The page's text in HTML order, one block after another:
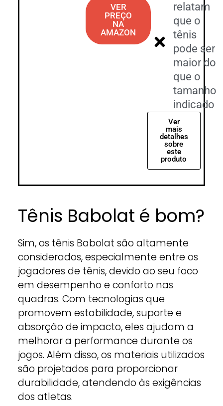
VER
PREÇO
NA
AMAZON
relatam
que o
tênis
pode ser
maior do
que o
tamanho
indicado
Ver
mais
detalhes
sobre
este
produto
Tênis Babolat é bom?
Sim, os tênis Babolat são altamente
considerados, especialmente entre os
jogadores de tênis, devido ao seu foco
em desempenho e conforto nas
quadras. Com tecnologias que
promovem estabilidade, suporte e
absorção de impacto, eles ajudam a
melhorar a performance durante os
jogos. Além disso, os materiais utilizados
são projetados para proporcionar
durabilidade, atendendo às exigências
dos atletas.